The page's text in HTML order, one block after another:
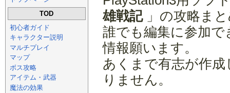
TOD
初心者ガイド
キャラクター説明
マルチプレイ
マップ
ボス攻略
アイテム・武器
魔法の効果
雄戦記 」の攻略ま
誰でも編集に参加
情報願います。
あくまで有志が作
りません。